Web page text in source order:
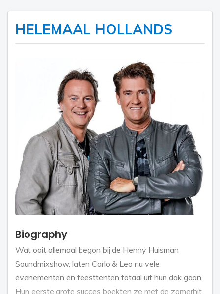
HELEMAAL HOLLANDS
Biography
Wat ooit allemaal begon bij de Henny Huisman
Soundmixshow, laten Carlo & Leo nu vele
evenementen en feesttenten totaal uit hun dak gaan.
Hun eerste grote succes boekten ze met de zomerhit